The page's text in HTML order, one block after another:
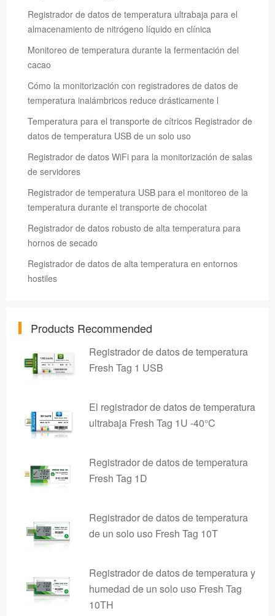
Registrador de datos de temperatura ultrabaja para el
almacenamiento de nitrógeno líquido en clínica
Monitoreo de temperatura durante la fermentación del
cacao
Cómo la monitorización con registradores de datos de
temperatura inalámbricos reduce drásticamente l
Temperatura para el transporte de cítricos Registrador de
datos de temperatura USB de un solo uso
Registrador de datos WiFi para la monitorización de salas
de servidores
Registrador de temperatura USB para el monitoreo de la
temperatura durante el transporte de chocolat
Registrador de datos robusto de alta temperatura para
hornos de secado
Registrador de datos de alta temperatura en entornos
hostiles
Products Recommended
Registrador de datos de temperatura
Fresh Tag 1 USB
El registrador de datos de temperatura
ultrabaja Fresh Tag 1U -40°C
Registrador de datos de temperatura
Fresh Tag 1D
Registrador de datos de temperatura
de un solo uso Fresh Tag 10T
Registrador de datos de temperatura y
humedad de un solo uso Fresh Tag
10TH